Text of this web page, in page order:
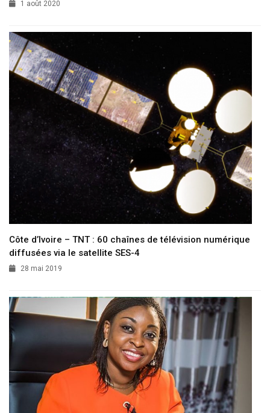
1 août 2020
Côte d’Ivoire – TNT : 60 chaînes de télévision numérique
diffusées via le satellite SES-4
28 mai 2019